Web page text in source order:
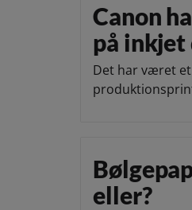
Canon
på inkjet
Det har været
eller?